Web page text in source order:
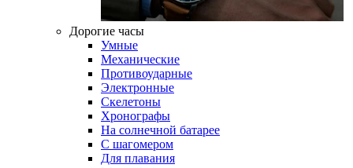
Дорогие часы
Умные
Механические
Противоударные
Электронные
Скелетоны
Хронографы
На солнечной батарее
С шагомером
Для плавания